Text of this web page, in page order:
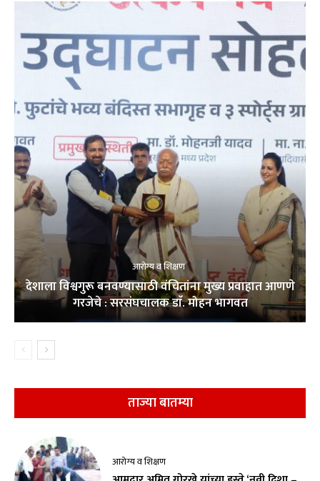
आरोग्य व शिक्षण
देशाला विश्वगुरू बनवण्यासाठी वंचितांना मुख्य प्रवाहात आणणे
गरजेचे : सरसंघचालक डाॅ. मोहन भागवत
ताज्या बातम्या
आरोग्य व शिक्षण